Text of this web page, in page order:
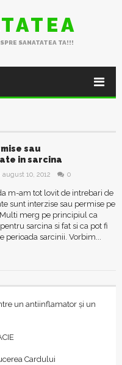
SANATATEA TA!!!
sau
in sarcina
august 10, 2012 0
m-am tot lovit de intrebari de
sunt interzise sau permise pe
merg pe principiul ca
sarcina si fat si ca pot fi
perioada sarcinii. Vorbim...
un antiinflamator și un
Cardului